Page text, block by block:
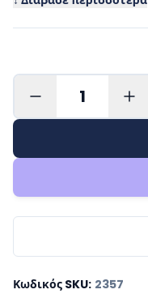
1
Κωδικός SKU: 2357